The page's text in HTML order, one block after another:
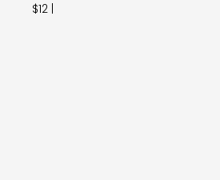
$12 |